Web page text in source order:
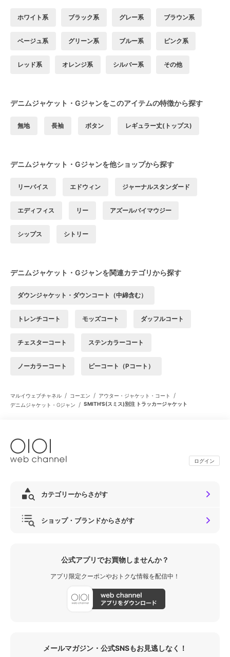
ホワイト系 ブラック系 グレー系 ブラウン系
ベージュ系 グリーン系 ブルー系 ピンク系
レッド系 オレンジ系 シルバー系 その他
デニムジャケット・Gジャンをこのアイテムの特徴から探す
無地 長袖 ボタン レギュラー丈(トップス)
デニムジャケット・Gジャンを他ショップから探す
リーバイス エドウィン ジャーナルスタンダード
エディフィス リー アズールバイマウジー
シップス シトリー
デニムジャケット・Gジャンを関連カテゴリから探す
ダウンジャケット・ダウンコート（中綿含む）
トレンチコート モッズコート ダッフルコート
チェスターコート ステンカラーコート
ノーカラーコート ピーコート（Pコート）
マルイウェブチャネル / コーエン / アウター・ジャケット・コート /
デニムジャケット・Gジャン / SMITH'S(スミス)別注 トラッカージャケット
ログイン
カテゴリーからさがす
ショップ・ブランドからさがす
公式アプリでお買物しませんか？
アプリ限定クーポンやおトクな情報を配信中！
メールマガジン・公式SNSもお見逃しなく！